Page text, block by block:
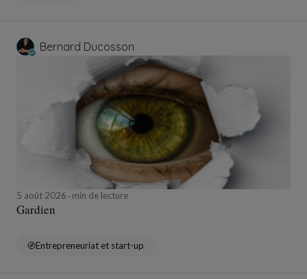
Bernard Ducosson
5 août 2026 min de lecture
Gardien
Entrepreneuriat et start-up